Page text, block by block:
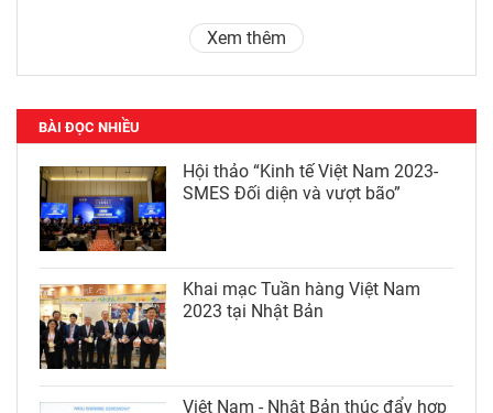
Xem thêm
BÀI ĐỌC NHIỀU
Hội thảo “Kinh tế Việt Nam 2023-
SMES Đối diện và vượt bão”
Khai mạc Tuần hàng Việt Nam
2023 tại Nhật Bản
Việt Nam - Nhật Bản thúc đẩy hợp